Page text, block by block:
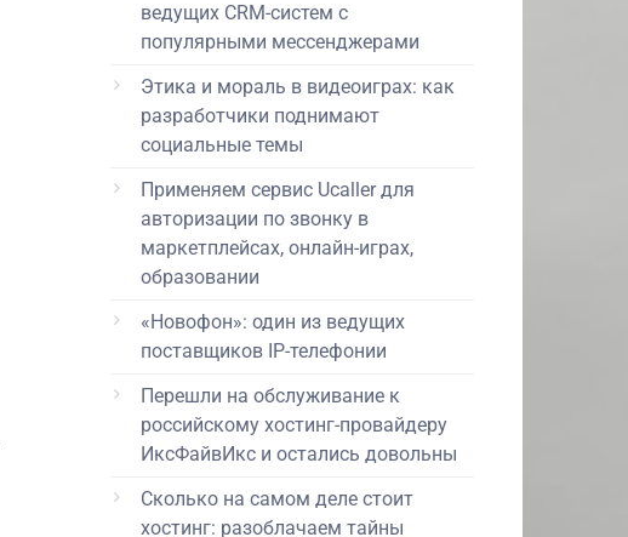
ведущих CRM-систем с
популярными мессенджерами
Этика и мораль в видеоиграх: как
разработчики поднимают
социальные темы
Применяем сервис Ucaller для
авторизации по звонку в
маркетплейсах, онлайн-играх,
образовании
«Новофон»: один из ведущих
поставщиков IP-телефонии
Перешли на обслуживание к
российскому хостинг-провайдеру
ИксФайвИкс и остались довольны
Сколько на самом деле стоит
хостинг: разоблачаем тайны